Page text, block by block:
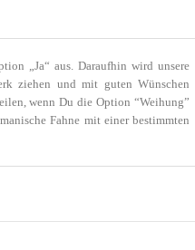
„Ja“ aus. Daraufhin wird unsere
ziehen und mit guten Wünschen
wenn Du die Option “Weihung”
Fahne mit einer bestimmten